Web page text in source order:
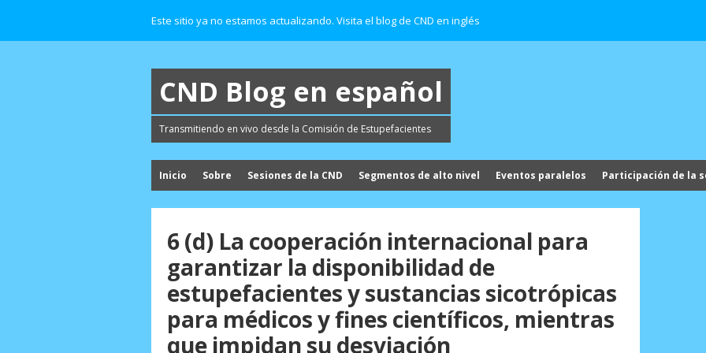
Este sitio ya no estamos actualizando. Visita el blog de CND en inglés
CND Blog en español
Transmitiendo en vivo desde la Comisión de Estupefacientes
Inicio Sobre Sesiones de la CND Segmentos de alto nivel Eventos paralelos Participación de la
6 (d) La cooperación internacional para
garantizar la disponibilidad de
estupefacientes y sustancias sicotrópicas
para médicos y fines científicos, mientras
que impidan su desviación